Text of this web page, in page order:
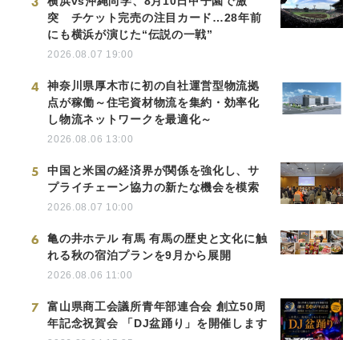
突 チケット完売の注目カード…28年前
にも横浜が演じた“伝説の一戦”
2026.08.07 19:00
4
神奈川県厚木市に初の自社運営型物流拠
点が稼働～住宅資材物流を集約・効率化
し物流ネットワークを最適化～
2026.08.06 13:00
5
中国と米国の経済界が関係を強化し、サ
プライチェーン協力の新たな機会を模索
2026.08.07 10:00
6
亀の井ホテル 有馬 有馬の歴史と文化に触
れる秋の宿泊プランを9月から展開
2026.08.06 11:00
7
富山県商工会議所青年部連合会 創立50周
年記念祝賀会 「DJ盆踊り」を開催します